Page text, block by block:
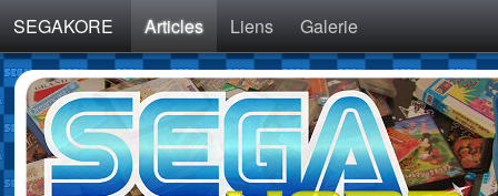
SEGAKORE Articles Liens Galerie